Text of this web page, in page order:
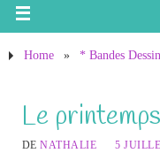
Home » * Bandes
Le
DENATHALIE
5